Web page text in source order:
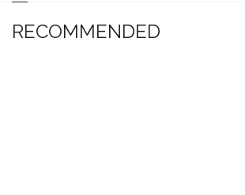
RECOMMENDED